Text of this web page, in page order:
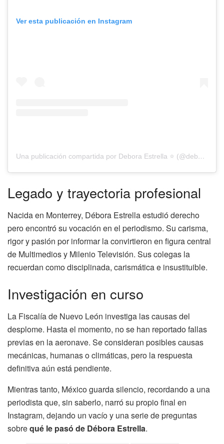
Ver esta publicación en Instagram
Una publicación compartida por Debora Estrella ⭐️ (@deboraestrella)
Legado y trayectoria profesional
Nacida en Monterrey, Débora Estrella estudió derecho
pero encontró su vocación en el periodismo. Su carisma,
rigor y pasión por informar la convirtieron en figura central
de Multimedios y Milenio Televisión. Sus colegas la
recuerdan como disciplinada, carismática e insustituible.
Investigación en curso
La Fiscalía de Nuevo León investiga las causas del
desplome. Hasta el momento, no se han reportado fallas
previas en la aeronave. Se consideran posibles causas
mecánicas, humanas o climáticas, pero la respuesta
definitiva aún está pendiente.
Mientras tanto, México guarda silencio, recordando a una
periodista que, sin saberlo, narró su propio final en
Instagram, dejando un vacío y una serie de preguntas
sobrequé le pasó de Débora Estrella.